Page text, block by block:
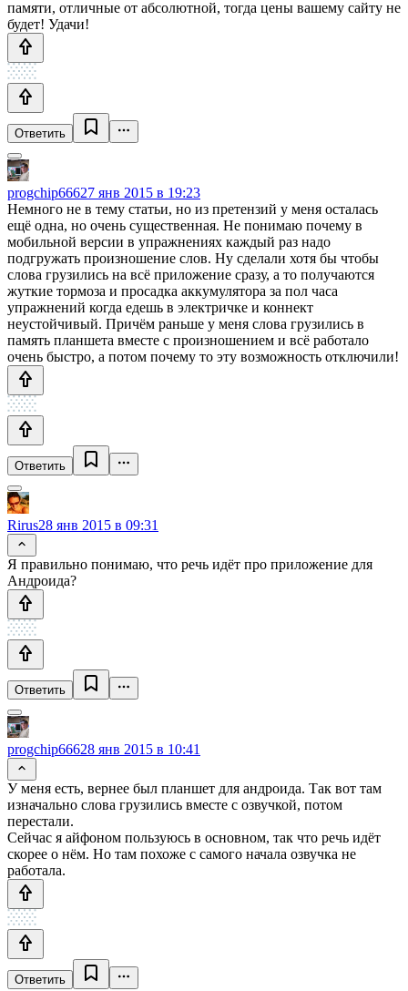
памяти, отличные от абсолютной, тогда цены вашему сайту не
будет! Удачи!
Ответить
progchip66627 янв 2015 в 19:23
Немного не в тему статьи, но из претензий у меня осталась
ещё одна, но очень существенная. Не понимаю почему в
мобильной версии в упражнениях каждый раз надо
подгружать произношение слов. Ну сделали хотя бы чтобы
слова грузились на всё приложение сразу, а то получаются
жуткие тормоза и просадка аккумулятора за пол часа
упражнений когда едешь в электричке и коннект
неустойчивый. Причём раньше у меня слова грузились в
память планшета вместе с произношением и всё работало
очень быстро, а потом почему то эту возможность отключили!
Ответить
Rirus28 янв 2015 в 09:31
Я правильно понимаю, что речь идёт про приложение для
Андроида?
Ответить
progchip66628 янв 2015 в 10:41
У меня есть, вернее был планшет для андроида. Так вот там
изначально слова грузились вместе с озвучкой, потом
перестали.
Сейчас я айфоном пользуюсь в основном, так что речь идёт
скорее о нём. Но там похоже с самого начала озвучка не
работала.
Ответить